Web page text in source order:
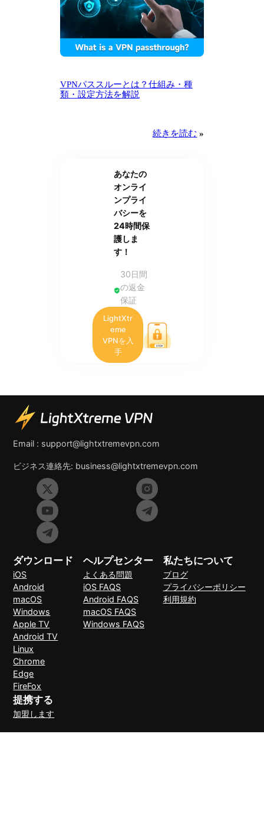
VPNパススルーとは？仕組み・種
類・設定方法を解説
続きを読む »
あなたの
オンライ
ンプライ
バシーを
24時間保
護しま
す！
30日間
の返金
保証
LightXtr
eme
VPNを入
手
Email : support@lightxtremevpn.com
ビジネス連絡先: business@lightxtremevpn.com
ダウンロード
iOS
Android
macOS
Windows
Apple TV
Android TV
Linux
Chrome
Edge
FireFox
ヘルプセンター
よくある問題
iOS FAQS
Android FAQS
macOS FAQS
Windows FAQS
私たちについて
ブログ
プライバシーポリシー
利用規約
提携する
加盟します